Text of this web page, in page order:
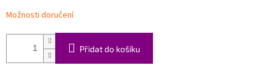
Možnosti doručení
Přidat do košíku